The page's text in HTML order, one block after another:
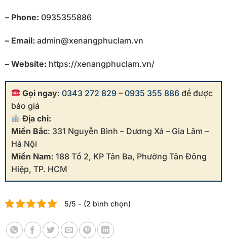
– Phone: 0935355886
– Email: admin@xenangphuclam.vn
– Website: https://xenangphuclam.vn/
Gọi ngay: 0343 272 829 –0935 355 886 để được
báo giá
Địa chỉ:
Miền Bắc: 331 Nguyễn Bình – Dương Xá – Gia Lâm –
Hà Nội
Miền Nam: 188 Tổ 2, KP Tân Ba, Phường Tân Đông
Hiệp, TP. HCM
5/5 - (2 bình chọn)